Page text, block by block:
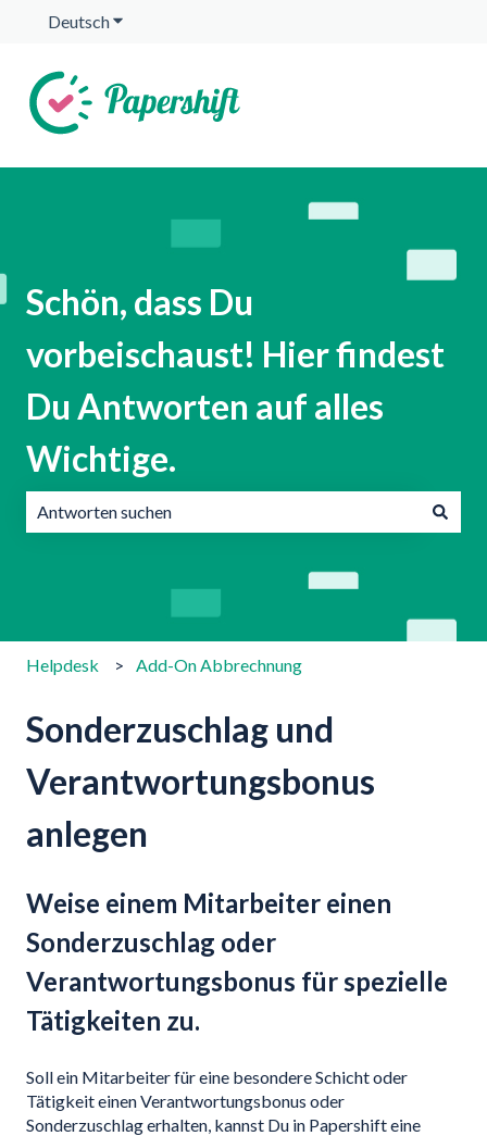
DeutschUntermenü für Übersetzungen anzeigen
Schön, dass Du
vorbeischaust! Hier findest
Du Antworten auf alles
Wichtige.
Helpdesk Add-On Abbrechnung
Sonderzuschlag und
Verantwortungsbonus
anlegen
Weise einem Mitarbeiter einen
Sonderzuschlag oder
Verantwortungsbonus für spezielle
Tätigkeiten zu.
Soll ein Mitarbeiter für eine besondere Schicht oder
Tätigkeit einen Verantwortungsbonus oder
Sonderzuschlag erhalten, kannst Du in Papershift eine